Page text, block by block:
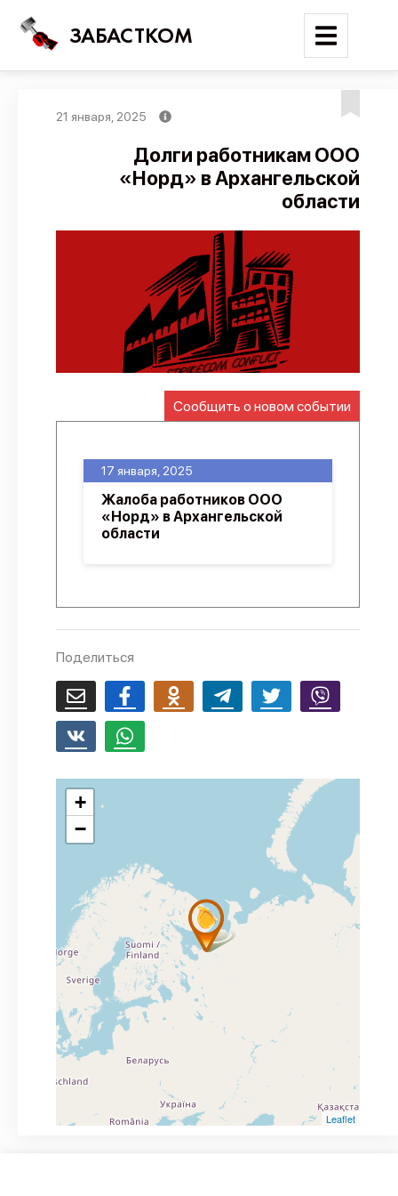
ЗАБАСТКОМ
Поиск
Карта событий
Трудовые конфликты
Отчеты
Предложить публикацию
Справочник
API
О проекте
21 января, 2025
Долги работникам ООО
«Норд» в Архангельской
области
Сообщить о новом событии
17 января, 2025
Жалоба работников ООО
«Норд» в Архангельской
области
Поделиться
+
−
Leaflet